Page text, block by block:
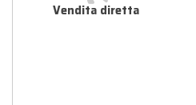
Vendita diretta